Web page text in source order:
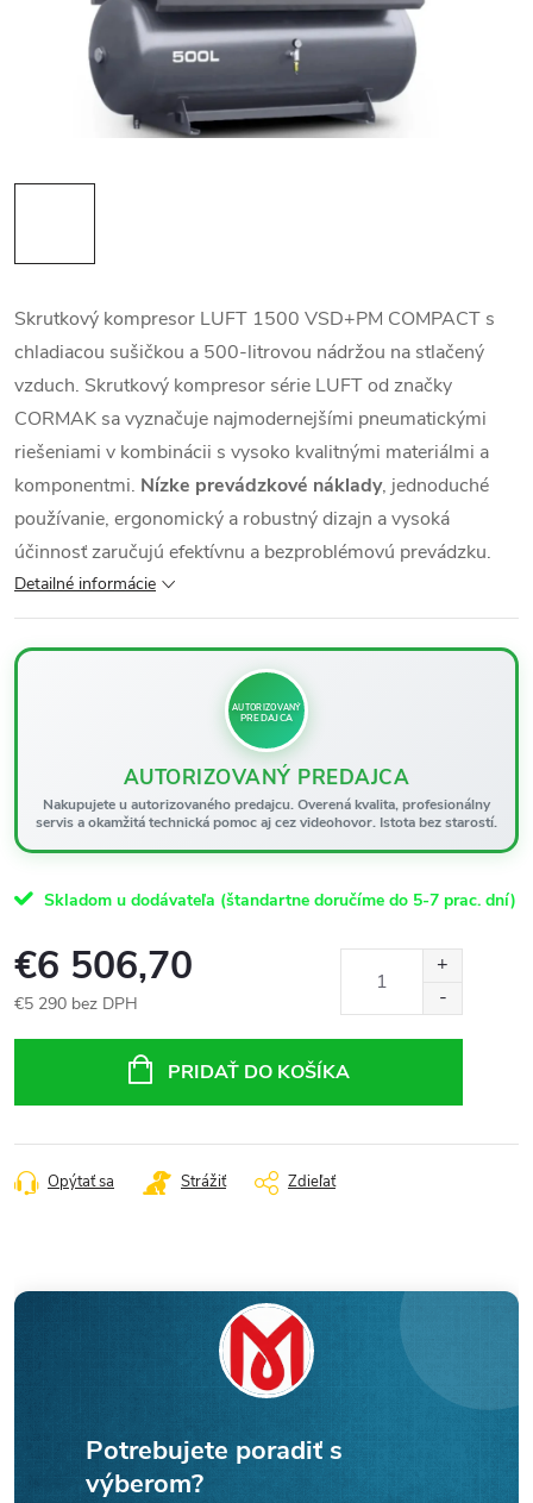
Skrutkový kompresor LUFT 1500 VSD+PM COMPACT s
chladiacou sušičkou a 500-litrovou nádržou na stlačený
vzduch. Skrutkový kompresor série LUFT od značky
CORMAK sa vyznačuje najmodernejšími pneumatickými
riešeniami v kombinácii s vysoko kvalitnými materiálmi a
komponentmi. Nízke prevádzkové náklady, jednoduché
používanie, ergonomický a robustný dizajn a vysoká
účinnosť zaručujú efektívnu a bezproblémovú prevádzku.
Detailné informácie
AUTORIZOVANÝ
PREDAJCA
AUTORIZOVANÝ PREDAJCA
Nakupujete u autorizovaného predajcu. Overená kvalita, profesionálny
servis a okamžitá technická pomoc aj cez videohovor. Istota bez starostí.
Skladom u dodávateľa (štandartne doručíme do 5-7 prac. dní)
€6 506,70
€5 290 bez DPH
PRIDAŤ DO KOŠÍKA
Opýtať sa Strážiť Zdieľať
Potrebujete poradiť s
výberom?